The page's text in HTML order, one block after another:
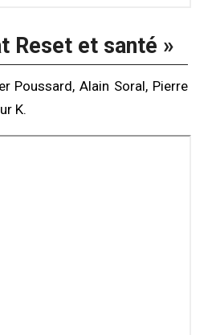
Reset et santé »
Poussard, Alain Soral, Pierre
K.